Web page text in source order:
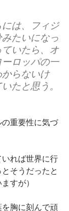
には、フィジ
たいになっ
いたら、オ
ロッパの一
らないけ
たと思う。
重要性に気づ
れば世界に行
そうだったと
すが）
胸に刻んで頑